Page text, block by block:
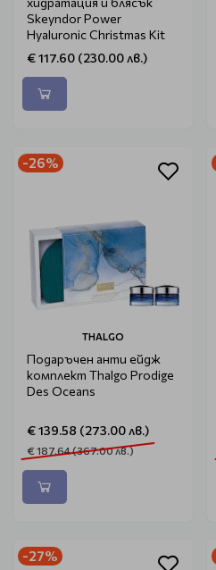
Skeyndor Power
Hyaluronic Christmas Kit
€ 117.60 (230.00 лв.)
-26%
THALGO
Подаръчен анти ейдж
комплект Thalgo Prodige
Des Oceans
€ 139.58 (273.00 лв.)
€ 187.64 (367.00 лв.)
-27%